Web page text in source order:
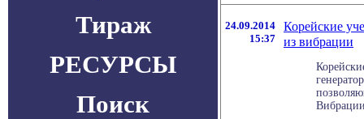
Тираж
РЕСУРСЫ
Поиск
24.09.2014
15:37
Корейские
из вибрации